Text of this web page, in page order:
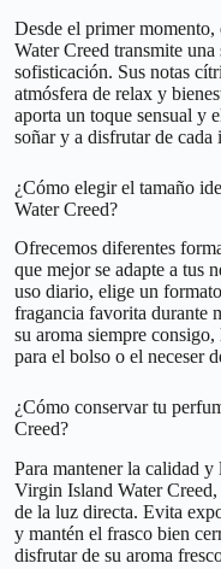
Desde el primer
Water Creed transmite
sofisticación. Sus notas
atmósfera de relax y
aporta un toque sensual y
soñar y a disfrutar de cada
¿Cómo elegir el tamaño
Water Creed?
Ofrecemos diferentes
que mejor se adapte a tus
uso diario, elige un
fragancia favorita durante
su aroma siempre
para el bolso o el neceser
¿Cómo conservar tu
Creed?
Para mantener la calidad
Virgin Island Water
de la luz directa. Evita
y mantén el frasco bien
disfrutar de su aroma